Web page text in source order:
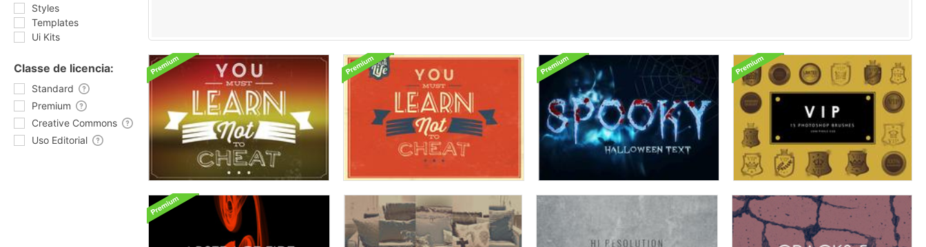
Styles
Templates
Ui Kits
Classe de licencia:
Standard
Premium
Creative Commons
Uso Editorial